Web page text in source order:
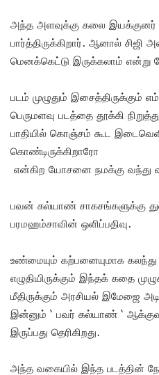
அந்த அளவுக்கு கலை இயக்குனர்
பார்த்திருக்கிறார். ஆனால்
மெனக்கெட்டு இருக்கலாம் என்று
படம் முழுதும் இசைத்திருக்கும்
பெருமளவு படத்தை தூக்கி
பாதியில் கொஞ்சம் கூட
கொண்டிருக்கிறாரோ
என்கிற யோசனை நமக்கு வந்து
பவன் கல்யாண் சாகசங்களுக்கு
பரமஹம்சாவின் ஒளிப்பதிவு.
உண்மையும் கற்பனையுமாக கலந்து
எழுதியிருக்கும் இந்தக் கதை
மீதிருக்கும் அரசியல் இமேஜை
இன்னும் ‘ பவர் கல்யாண் ‘
இருப்பது தெரிகிறது.
அந்த வகையில் இந்த படத்தின்